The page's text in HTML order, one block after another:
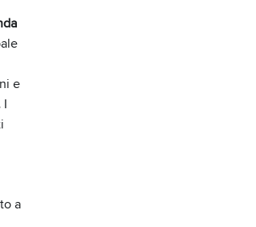
e
I
a